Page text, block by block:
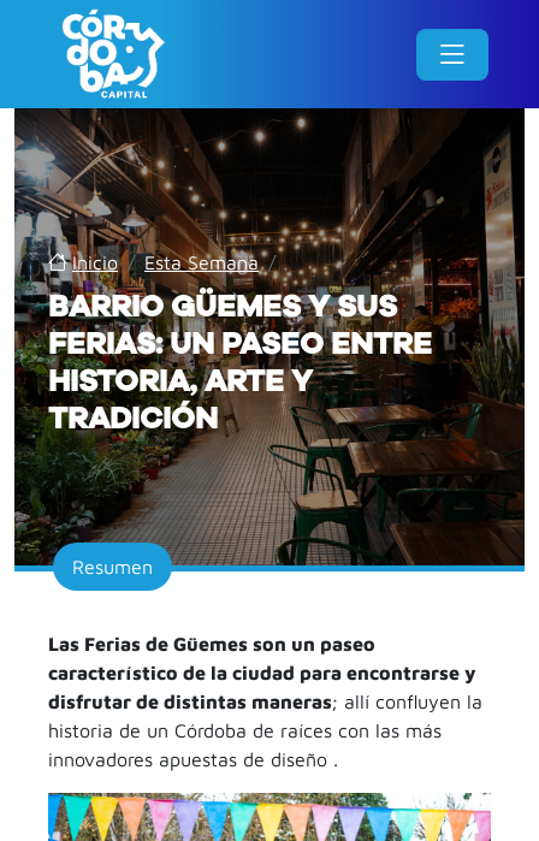
Inicio / Esta Semana /
BARRIO GÜEMES Y SUS
FERIAS: UN PASEO ENTRE
HISTORIA, ARTE Y
TRADICIÓN
Resumen
Las Ferias de Güemes son un paseo
característico de la ciudad para encontrarse y
disfrutar de distintas maneras; allí confluyen la
historia de un Córdoba de raíces con las más
innovadores apuestas de diseño .